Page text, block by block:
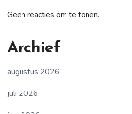
Geen reacties om te tonen.
Archief
augustus 2026
juli 2026